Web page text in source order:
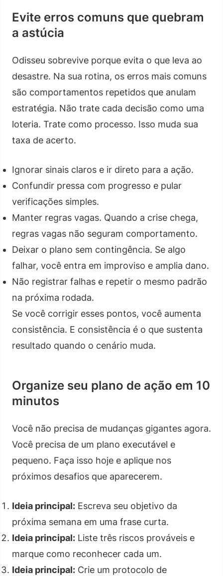
Evite erros comuns que quebram
a astúcia
Odisseu sobrevive porque evita o que leva ao
desastre. Na sua rotina, os erros mais comuns
são comportamentos repetidos que anulam
estratégia. Não trate cada decisão como uma
loteria. Trate como processo. Isso muda sua
taxa de acerto.
Ignorar sinais claros e ir direto para a ação.
Confundir pressa com progresso e pular
verificações simples.
Manter regras vagas. Quando a crise chega,
regras vagas não seguram comportamento.
Deixar o plano sem contingência. Se algo
falhar, você entra em improviso e amplia dano.
Não registrar falhas e repetir o mesmo padrão
na próxima rodada.
Se você corrigir esses pontos, você aumenta
consistência. E consistência é o que sustenta
resultado quando o cenário muda.
Organize seu plano de ação em 10
minutos
Você não precisa de mudanças gigantes agora.
Você precisa de um plano executável e
pequeno. Faça isso hoje e aplique nos
próximos desafios que aparecerem.
Ideia principal: Escreva seu objetivo da
próxima semana em uma frase curta.
Ideia principal: Liste três riscos prováveis e
marque como reconhecer cada um.
Ideia principal: Crie um protocolo de